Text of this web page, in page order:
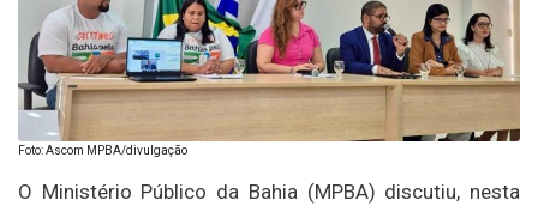
Foto: Ascom MPBA/divulgação
O Ministério Público da Bahia (MPBA) discutiu, nesta